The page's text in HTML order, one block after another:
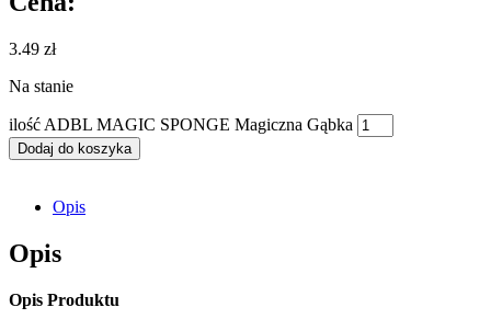
3.49 zł
Na stanie
ilość ADBL MAGIC SPONGE Magiczna Gąbka
Dodaj do koszyka
Opis
Opis
Opis Produktu